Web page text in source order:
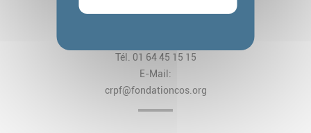
Tél. 01 64 45 15 15
E-Mail:
crpf@fondationcos.org